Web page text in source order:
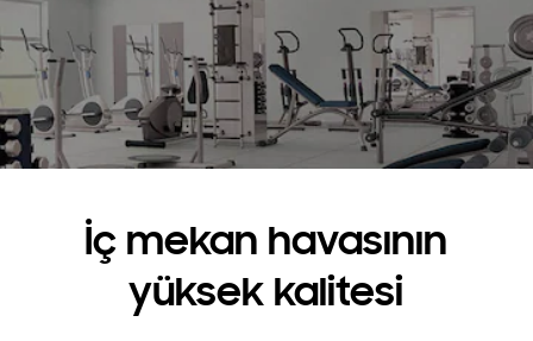
İç mekan havasının
yüksek kalitesi